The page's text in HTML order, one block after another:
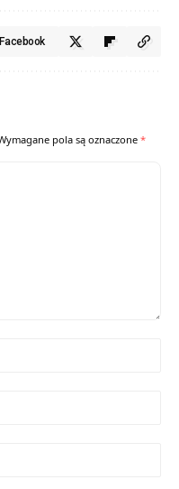
Facebook
pola są oznaczone *